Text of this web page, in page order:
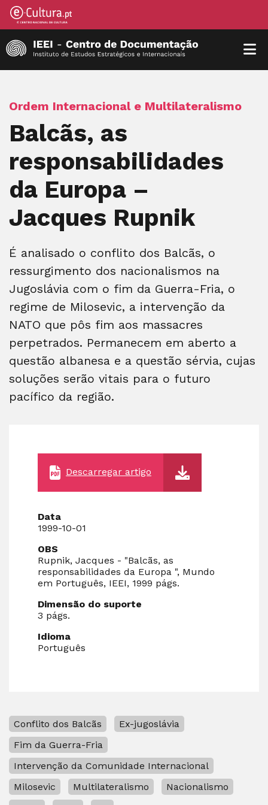
Ordem Internacional e Multilateralismo
Balcãs, as
responsabilidades
da Europa –
Jacques Rupnik
É analisado o conflito dos Balcãs, o
ressurgimento dos nacionalismos na
Jugoslávia com o fim da Guerra-Fria, o
regime de Milosevic, a intervenção da
NATO que pôs fim aos massacres
perpetrados. Permanecem em aberto a
questão albanesa e a questão sérvia, cujas
soluções serão vitais para o futuro
pacífico da região.
Descarregar artigo
Data
1999-10-01
OBS
Rupnik, Jacques - "Balcãs, as
responsabilidades da Europa ", Mundo
em Português, IEEI, 1999 págs.
Dimensão do suporte
3 págs.
Idioma
Português
Conflito dos Balcãs
Ex-jugoslávia
Fim da Guerra-Fria
Intervenção da Comunidade Internacional
Milosevic
Multilateralismo
Nacionalismo